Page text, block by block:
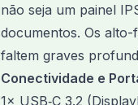
não seja um painel
documentos. Os
faltem graves
Conectividade e
1× USB‑C 3.2